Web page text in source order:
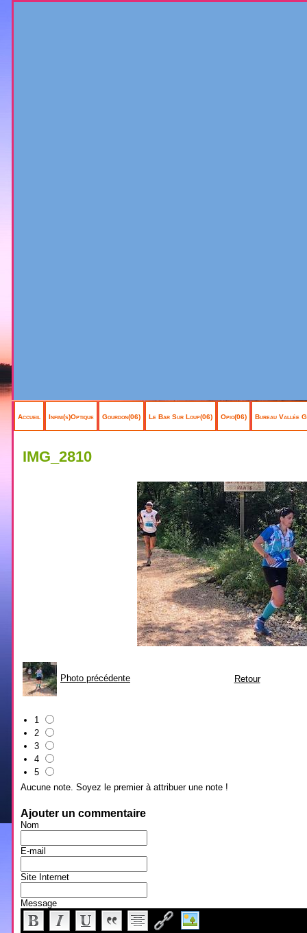
Accueil Infini(s)Optique Gourdon(06) Le Bar Sur Loup(06) Opio(06) Bureau Vallée
IMG_2810
Photo précédente Retour
1
2
3
4
5
Aucune note. Soyez le premier à attribuer une note !
Ajouter un commentaire
Nom
E-mail
Site Internet
Message